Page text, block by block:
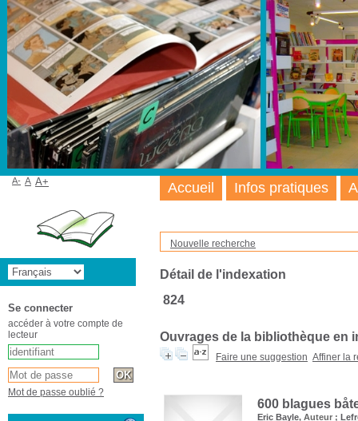
Nouvelle recherche
Détail de l'indexation
824
Ouvrages de la bibliothèque en
Faire une suggestion Affiner la
600 blagues
Eric Bayle, Auteur ;
Accueil Infos pratiques
A- A A+
Se connecter
accéder à votre compte de
lecteur
Mot de passe oublié ?